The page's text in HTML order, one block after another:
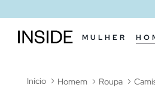
MULHER
Início Homem Roupa